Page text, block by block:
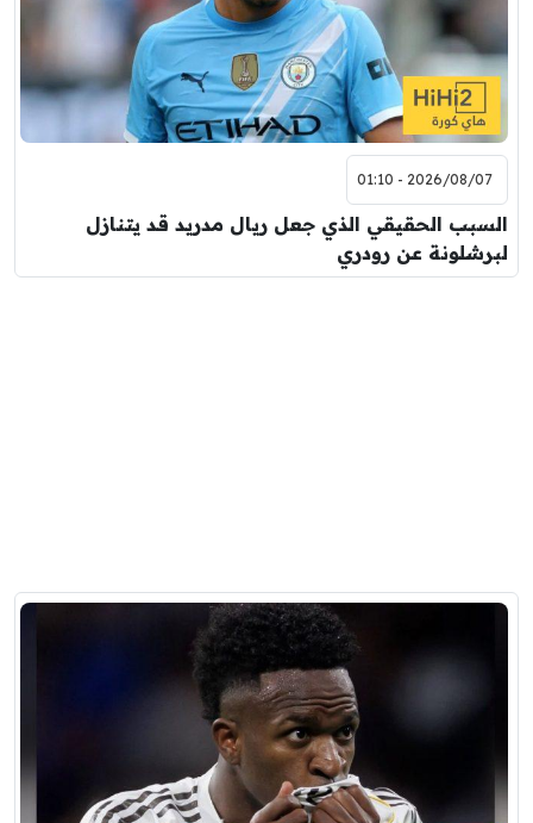
2026/08/07 - 01:10
السبب الحقيقي الذي جعل ريال مدريد قد يتنازل
لبرشلونة عن رودري